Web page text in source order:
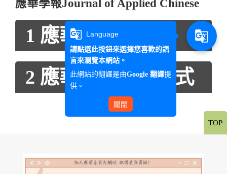
應華學報Journal of Applied Chinese
1 應華學報稿約
2 應華學報撰稿格式
TOP
g_translate Language
請點選此按鈕來選擇您喜歡的語
言來瀏覽本網站。
此網站的翻譯是由Google 翻譯提
供。
關閉
g_translate